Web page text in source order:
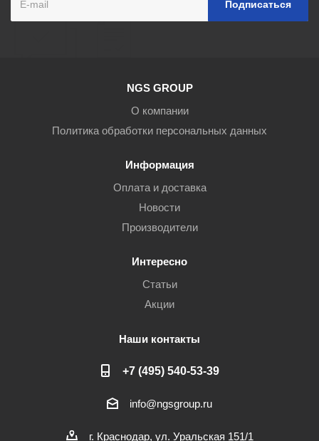
NGS GROUP
О компании
Политика обработки персональных данных
Информация
Оплата и доставка
Новости
Производители
Интересно
Статьи
Акции
Наши контакты
+7 (495) 540-53-39
info@ngsgroup.ru
г. Краснодар, ул. Уральская 151/1